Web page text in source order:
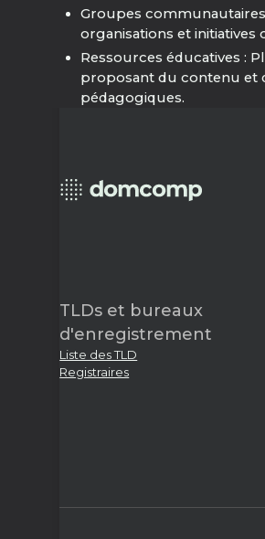
Groupes
organisations et initiatives
Ressources éducatives :
proposant du contenu et
pédagogiques.
TLDs et bureaux
d'enregistrement
Liste des TLD
Registraires